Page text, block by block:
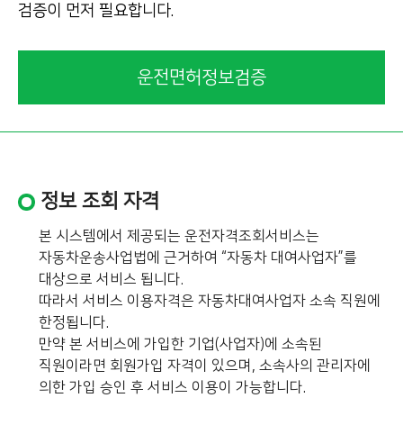
검증이 먼저 필요합니다.
운전면허정보검증
정보 조회 자격
본 시스템에서 제공되는 운전자격조회서비스는
자동차운송사업법에 근거하여 “자동차 대여사업자”를
대상으로 서비스 됩니다.
따라서 서비스 이용자격은 자동차대여사업자 소속 직원에
한정됩니다.
만약 본 서비스에 가입한 기업(사업자)에 소속된
직원이라면 회원가입 자격이 있으며, 소속사의 관리자에
의한 가입 승인 후 서비스 이용이 가능합니다.